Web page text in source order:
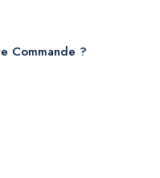
Commande ?